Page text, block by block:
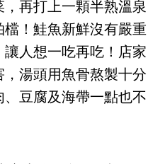
再打上一顆半熟溫泉
！鮭魚新鮮沒有嚴重
人想一吃再吃！店家
，湯頭用魚骨熬製十分
豆腐及海帶一點也不